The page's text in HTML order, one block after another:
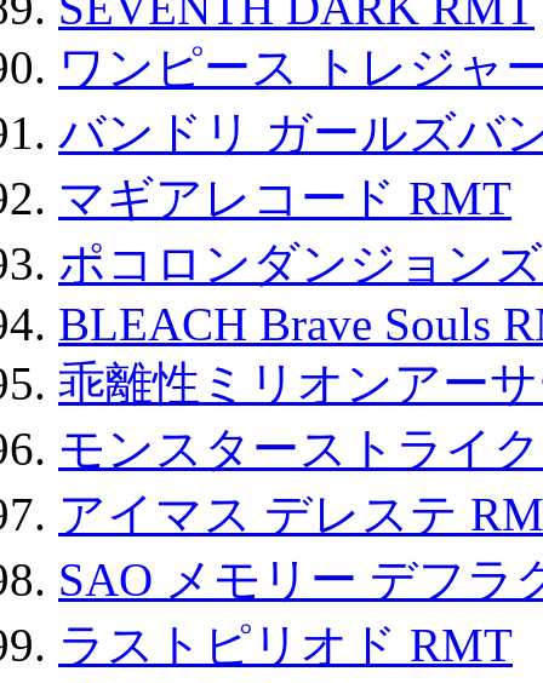
ワンピース トレジャ
バンドリ ガールズバ
マギアレコード RMT
ポコロンダンジョン
BLEACH Brave Souls
乖離性ミリオンアー
モンスターストライ
アイマス デレステ
SAO メモリー デフラ
ラストピリオド RMT